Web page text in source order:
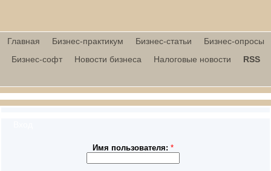
Главная Бизнес-практикум Бизнес-статьи
Бизнес-опросы
Бизнес-софт
Новости бизнеса Налоговые новости RSS
Имя пользователя:*